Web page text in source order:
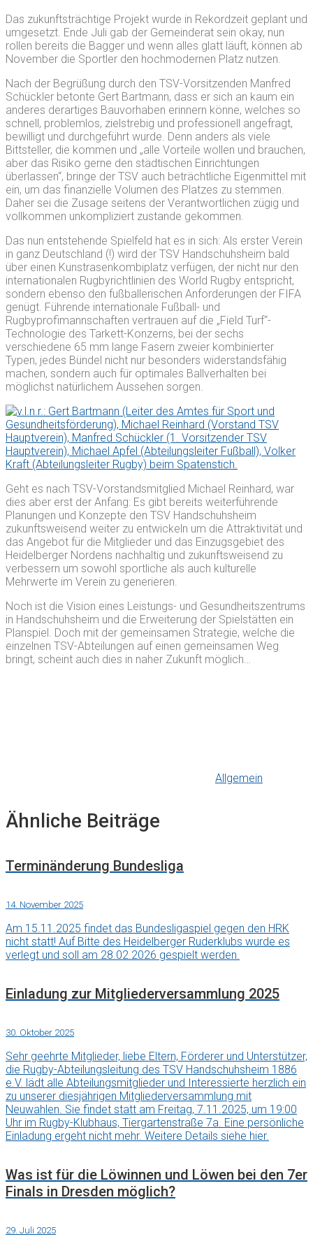
Das zukunftsträchtige Projekt wurde in Rekordzeit geplant und
umgesetzt. Ende Juli gab der Gemeinderat sein okay, nun
rollen bereits die Bagger und wenn alles glatt läuft, können ab
November die Sportler den hochmodernen Platz nutzen.
Nach der Begrüßung durch den TSV-Vorsitzenden Manfred
Schückler betonte Gert Bartmann, dass er sich an kaum ein
anderes derartiges Bauvorhaben erinnern könne, welches so
schnell, problemlos, zielstrebig und professionell angefragt,
bewilligt und durchgeführt wurde. Denn anders als viele
Bittsteller, die kommen und „alle Vorteile wollen und brauchen,
aber das Risiko gerne den städtischen Einrichtungen
überlassen“, bringe der TSV auch beträchtliche Eigenmittel mit
ein, um das finanzielle Volumen des Platzes zu stemmen.
Daher sei die Zusage seitens der Verantwortlichen zügig und
vollkommen unkompliziert zustande gekommen.
Das nun entstehende Spielfeld hat es in sich: Als erster Verein
in ganz Deutschland (!) wird der TSV Handschuhsheim bald
über einen Kunstrasenkombiplatz verfügen, der nicht nur den
internationalen Rugbyrichtlinien des World Rugby entspricht,
sondern ebenso den fußballerischen Anforderungen der FIFA
genügt. Führende internationale Fußball- und
Rugbyprofimannschaften vertrauen auf die „Field Turf“-
Technologie des Tarkett-Konzerns, bei der sechs
verschiedene 65 mm lange Fasern zweier kombinierter
Typen, jedes Bündel nicht nur besonders widerstandsfähig
machen, sondern auch für optimales Ballverhalten bei
möglichst natürlichem Aussehen sorgen.
Geht es nach TSV-Vorstandsmitglied Michael Reinhard, war
dies aber erst der Anfang: Es gibt bereits weiterführende
Planungen und Konzepte den TSV Handschuhsheim
zukunftsweisend weiter zu entwickeln um die Attraktivität und
das Angebot für die Mitglieder und das Einzugsgebiet des
Heidelberger Nordens nachhaltig und zukunftsweisend zu
verbessern um sowohl sportliche als auch kulturelle
Mehrwerte im Verein zu generieren.
Noch ist die Vision eines Leistungs- und Gesundheitszentrums
in Handschuhsheim und die Erweiterung der Spielstätten ein
Planspiel. Doch mit der gemeinsamen Strategie, welche die
einzelnen TSV-Abteilungen auf einen gemeinsamen Weg
bringt, scheint auch dies in naher Zukunft möglich…
Allgemein
Ähnliche Beiträge
Terminänderung Bundesliga
14. November 2025
Am 15.11.2025 findet das Bundesligaspiel gegen den HRK
nicht statt! Auf Bitte des Heidelberger Ruderklubs wurde es
verlegt und soll am 28.02.2026 gespielt werden.
Einladung zur Mitgliederversammlung 2025
30. Oktober 2025
Sehr geehrte Mitglieder, liebe Eltern, Förderer und Unterstützer,
die Rugby-Abteilungsleitung des TSV Handschuhsheim 1886
e.V. lädt alle Abteilungsmitglieder und Interessierte herzlich ein
zu unserer diesjährigen Mitgliederversammlung mit
Neuwahlen. Sie findet statt am Freitag, 7.11.2025, um 19:00
Uhr im Rugby-Klubhaus, Tiergartenstraße 7a. Eine persönliche
Einladung ergeht nicht mehr. Weitere Details siehe hier.
Was ist für die Löwinnen und Löwen bei den 7er
Finals in Dresden möglich?
29. Juli 2025